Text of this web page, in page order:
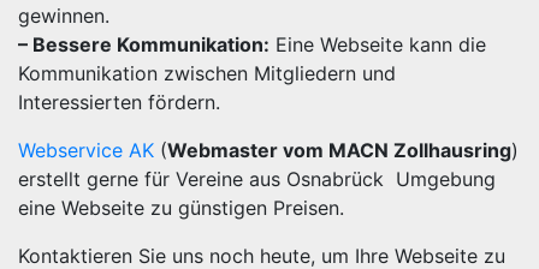
gewinnen.
– Bessere Kommunikation: Eine Webseite kann die
Kommunikation zwischen Mitgliedern und
Interessierten fördern.
Webservice AK (Webmaster vom MACN Zollhausring)
erstellt gerne für Vereine aus Osnabrück Umgebung
eine Webseite zu günstigen Preisen.
Kontaktieren Sie uns noch heute, um Ihre Webseite zu